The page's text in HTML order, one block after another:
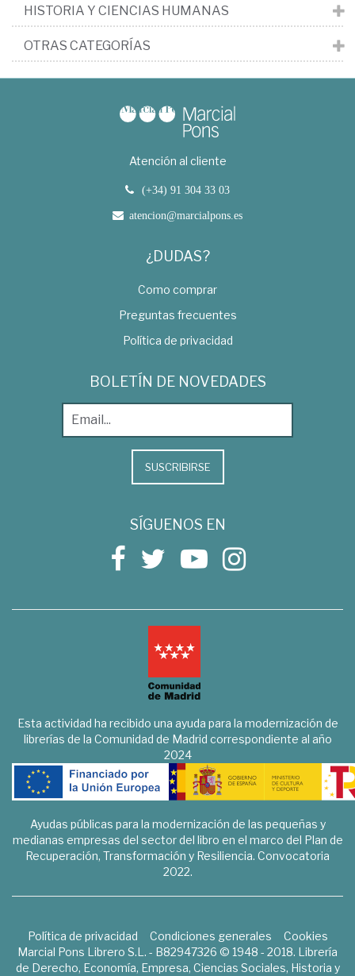
HISTORIA Y CIENCIAS HUMANAS
OTRAS CATEGORÍAS
Atención al cliente
(+34) 91 304 33 03
atencion@marcialpons.es
¿DUDAS?
Como comprar
Preguntas frecuentes
Política de privacidad
BOLETÍN DE NOVEDADES
SUSCRIBIRSE
SÍGUENOS EN
Esta actividad ha recibido una ayuda para la modernización de
librerías de la Comunidad de Madrid correspondiente al año
2024
Ayudas públicas para la modernización de las pequeñas y
medianas empresas del sector del libro en el marco del Plan de
Recuperación, Transformación y Resiliencia. Convocatoria
2022.
Política de privacidad Condiciones generales
Cookies
Marcial Pons Librero S.L. - B82947326 © 1948 - 2018. Librería
de Derecho, Economía, Empresa, Ciencias Sociales, Historia y